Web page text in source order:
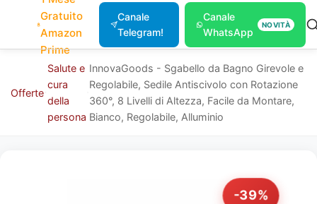
Gratuito
Amazon
Prime
Canale
Telegram!
Canale
WhatsApp
NOVITÀ
Offerte
Salute e
cura
della
persona
InnovaGoods - Sgabello da Bagno Girevole e
Regolabile, Sedile Antiscivolo con Rotazione
360°, 8 Livelli di Altezza, Facile da Montare,
Bianco, Regolabile, Alluminio
-39%